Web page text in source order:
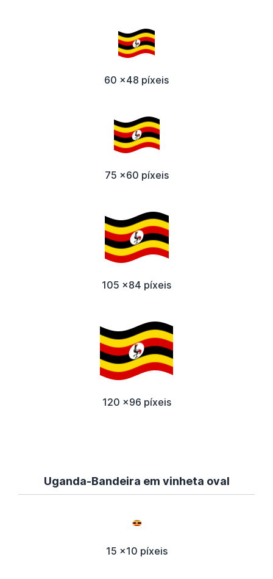
60 x48 píxeis
75 x60 píxeis
105 x84 píxeis
120 x96 píxeis
Uganda-Bandeira em vinheta oval
15 x10 píxeis